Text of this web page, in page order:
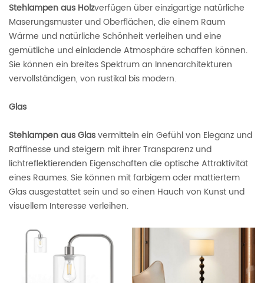
Stehlampen aus Holzverfügen über einzigartige natürliche
Maserungsmuster und Oberflächen, die einem Raum
Wärme und natürliche Schönheit verleihen und eine
gemütliche und einladende Atmosphäre schaffen können.
Sie können ein breites Spektrum an Innenarchitekturen
vervollständigen, von rustikal bis modern.
Glas
Stehlampen aus Glasvermitteln ein Gefühl von Eleganz und
Raffinesse und steigern mit ihrer Transparenz und
lichtreflektierenden Eigenschaften die optische Attraktivität
eines Raumes. Sie können mit farbigem oder mattiertem
Glas ausgestattet sein und so einen Hauch von Kunst und
visuellem Interesse verleihen.